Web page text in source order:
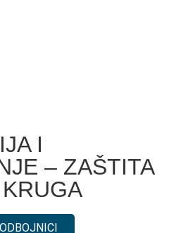
I
– ZAŠTITA